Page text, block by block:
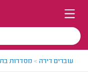
עוברים דירה > מסדרות